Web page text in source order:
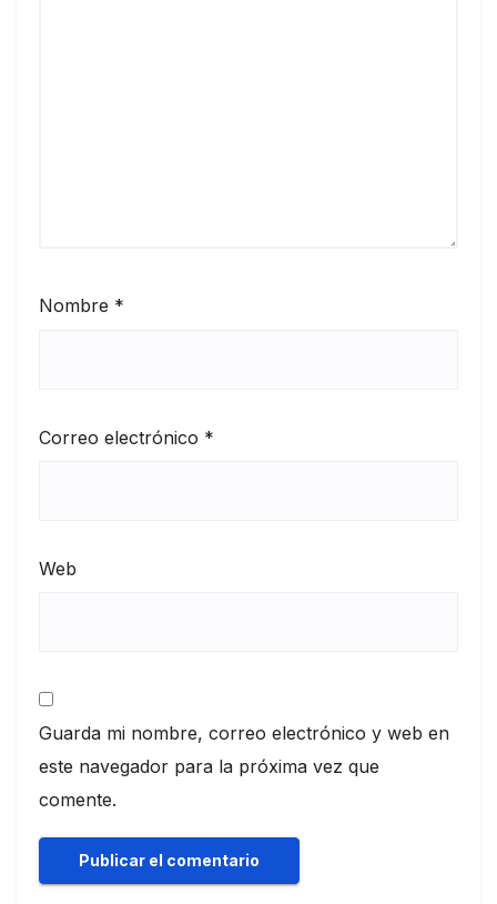
Nombre *
Correo electrónico *
Web
Guarda mi nombre, correo electrónico y web en
este navegador para la próxima vez que
comente.